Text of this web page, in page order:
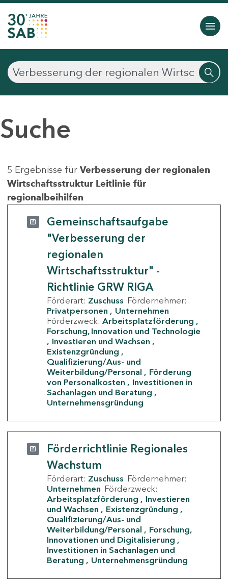
Suche
5 Ergebnisse für Verbesserung der regionalen
Wirtschaftsstruktur Leitlinie für
regionalbeihilfen
Gemeinschaftsaufgabe
"Verbesserung der
regionalen
Wirtschaftsstruktur" -
Richtlinie GRW RIGA
Förderart: Zuschuss Fördernehmer:
Privatpersonen
Unternehmen
Förderzweck: Arbeitsplatzförderung
Forschung, Innovation und Technologie
Investieren und Wachsen
Existenzgründung
Qualifizierung/Aus- und
Weiterbildung/Personal
Förderung
von Personalkosten
Investitionen in
Sachanlagen und Beratung
Unternehmensgründung
Förderrichtlinie Regionales
Wachstum
Förderart: Zuschuss Fördernehmer:
Unternehmen Förderzweck:
Arbeitsplatzförderung
Investieren
und Wachsen
Existenzgründung
Qualifizierung/Aus- und
Weiterbildung/Personal
Forschung,
Innovationen und Digitalisierung
Investitionen in Sachanlagen und
Beratung
Unternehmensgründung